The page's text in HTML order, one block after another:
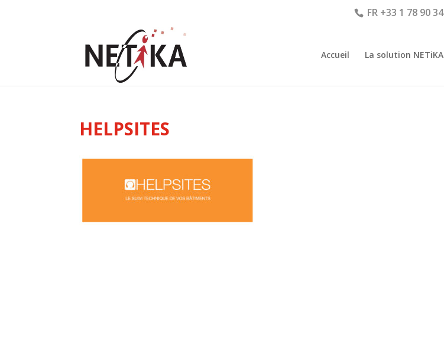
FR +33 1 78 90
Accueil La solution NETiKA
HELPSITES